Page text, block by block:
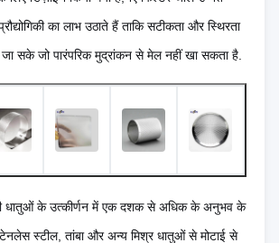
का लाभ उठाते हैं ताकि सटीकता और स्थिरता
जा सके जो पारंपरिक मुद्रांकन से मेल नहीं खा सकता है.
धातुओं के उत्कीर्णन में एक दशक से अधिक के अनुभव के
स्टील, तांबा और अन्य मिश्र धातुओं से मोटाई से